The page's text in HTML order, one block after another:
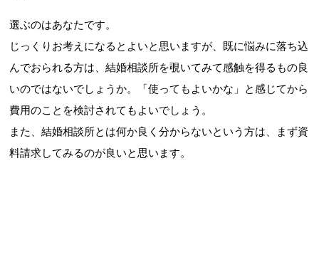
選ぶのはあなたです。
じっくりお考えになるとよいと思いますが、既に悩みに落ち込
んでおられる方は、結婚相談所を覗いてみて感触を得るもの良
いのではないでしょうか。「使ってもよいかな」と感じてから
費用のことを検討されてもよいでしょう。
また、結婚相談所とは何か良く分からないという方は、まず資
料請求してみるのが良いと思います。